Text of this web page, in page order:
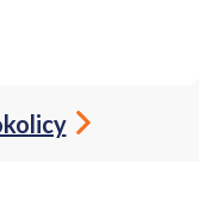
na drzewach